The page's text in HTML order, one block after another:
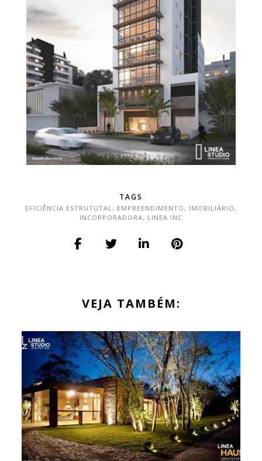
TAGS
EFICIÊNCIA ESTRUTUTAL , EMPREENDIMENTO , IMOBILIÁRIO ,
INCORPORADORA, LINEA INC
VEJA TAMBÉM: